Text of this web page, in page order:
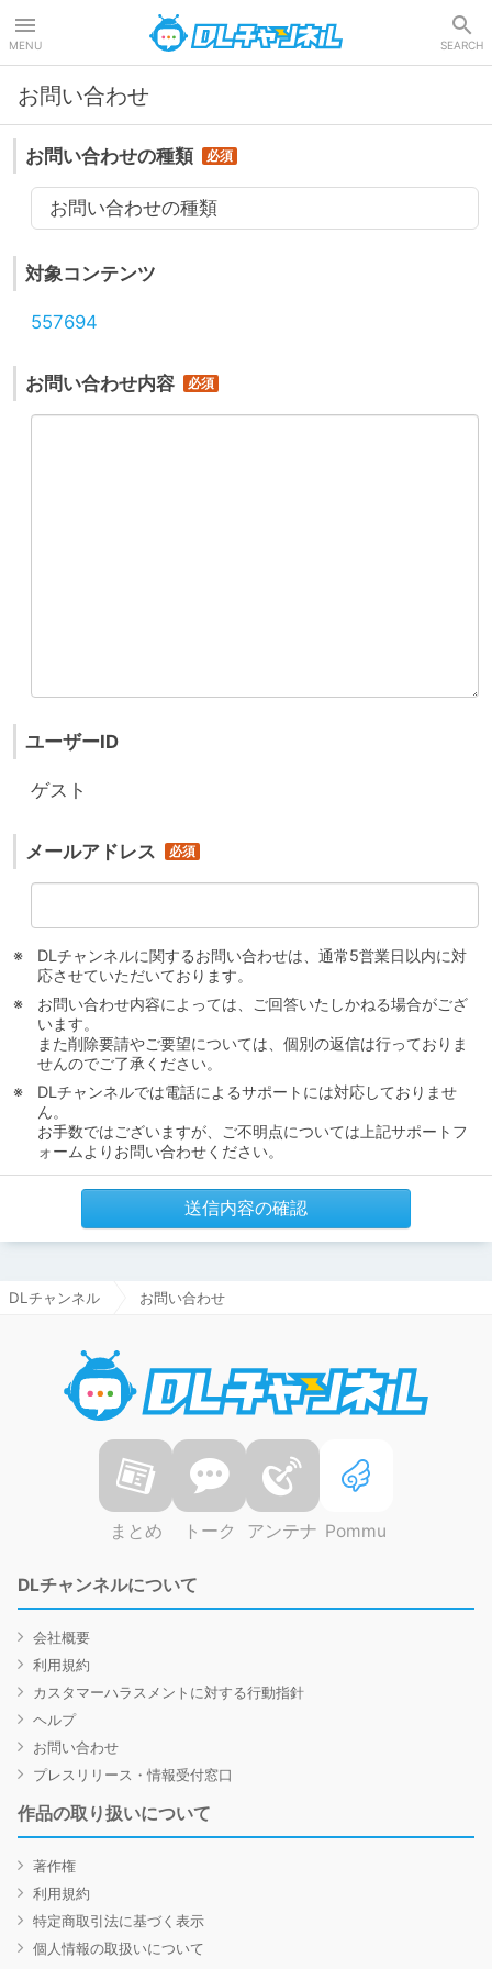
MENU SEARCH
お問い合わせ
お問い合わせの種類
お問い合わせの種類
対象コンテンツ
557694
お問い合わせ内容
ユーザーID
ゲスト
メールアドレス
DLチャンネルに関するお問い合わせは、通常5営業日以内に対
応させていただいております。
お問い合わせ内容によっては、ご回答いたしかねる場合がござ
います。
また削除要請やご要望については、個別の返信は行っておりま
せんのでご了承ください。
DLチャンネルでは電話によるサポートには対応しておりませ
ん。
お手数ではございますが、ご不明点については上記サポートフ
ォームよりお問い合わせください。
送信内容の確認
DLチャンネル お問い合わせ
まとめ トーク アンテナ Pommu
DLチャンネルについて
会社概要
利用規約
カスタマーハラスメントに対する行動指針
ヘルプ
お問い合わせ
プレスリリース・情報受付窓口
作品の取り扱いについて
著作権
利用規約
特定商取引法に基づく表示
個人情報の取扱いについて